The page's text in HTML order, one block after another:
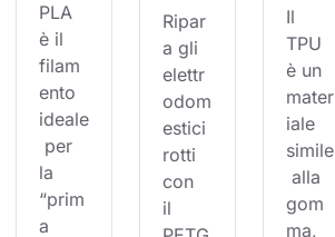
PLA
è il
filam
ento
ideale
per
la
“prim
a
Ripar
a gli
elettr
odom
estici
rotti
con
il
Il
TPU
è un
mater
iale
simile
alla
gom
ma,